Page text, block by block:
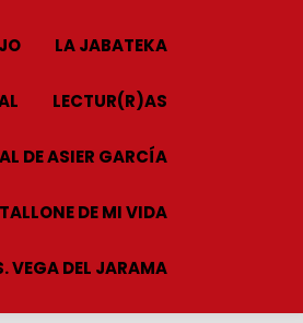
LA JABATEKA
LECTUR(R)AS
DE ASIER GARCÍA
DE MI VIDA
VEGA DEL JARAMA